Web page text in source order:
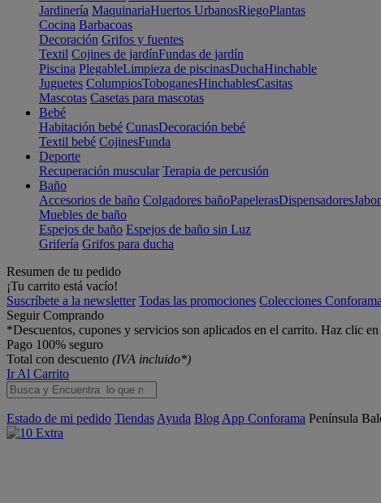
Jardinería MaquinariaHuertos UrbanosRiegoPlantas
Cocina Barbacoas
Decoración Grifos y fuentes
Textil Cojines de jardínFundas de jardín
Piscina PlegableLimpieza de piscinasDuchaHinchable
Juguetes ColumpiosToboganesHinchablesCasitas
Mascotas Casetas para mascotas
Bebé
Habitación bebé CunasDecoración bebé
Textil bebé CojinesFunda
Deporte
Recuperación muscular Terapia de percusión
Baño
Accesorios de baño Colgadores bañoPapelerasDispensadores
Muebles de baño
Espejos de baño Espejos de baño sin Luz
Grifería Grifos para ducha
Resumen de tu pedido
¡Tu carrito está vacío!
Suscríbete a la newsletter Todas las promociones Colecciones Conforama
Seguir Comprando
*Descuentos, cupones y servicios son aplicados en el carrito. Haz clic
Pago 100% seguro
Total con descuento (IVA incluido*)
Ir Al Carrito
Estado de mi pedido Tiendas Ayuda Blog App Conforama Península